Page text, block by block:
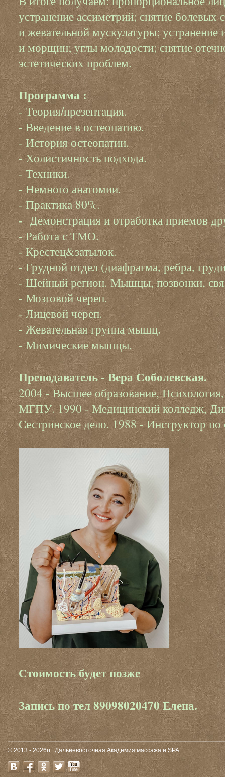
устранение ассиметрий; снятие
и жевательной мускулатуры;
и морщин; углы молодости; снятие
эстетических проблем.
Программа :
- Теория/презентация.
- Введение в остеопатию.
- История остеопатии.
- Холистичность подхода.
- Техники.
- Немного анатомии.
- Практика 80%.
- Демонстрация и отработка приемов
‌- Работа с ТМО.
‌- Крестец&затылок.
- Грудной отдел (диафрагма, ребра,
- Шейный регион. Мышцы, позвонки,
- Мозговой череп.
- Лицевой череп.
- Жевательная группа мышц.
- Мимические мышцы.
Преподаватель - Вера Соболевская.
2004 - Высшее образование,
МГПУ. 1990 - Медицинский колледж,
Сестринское дело. 1988 - Инструктор
Стоимость будет позже
Запись по тел 89098020470 Елена.
© 2013 - 2026гг.Дальневосточная Академия массажа и SPA